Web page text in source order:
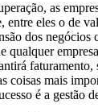
as
entre eles o de
dos negócios
qualquer
faturamento,
coisas mais
é a gestão